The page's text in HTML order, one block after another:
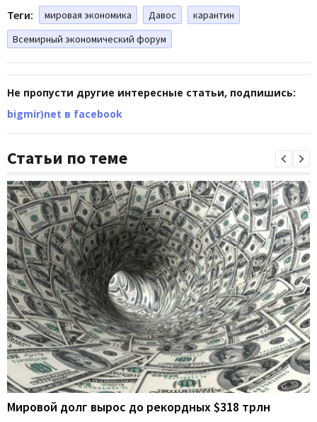
Теги: мировая экономика Давос
карантин
Всемирный экономический форум
Не пропусти другие интересные статьи, подпишись:
bigmir)net в facebook
Статьи по теме
Мировой долг вырос до рекордных $318 трлн